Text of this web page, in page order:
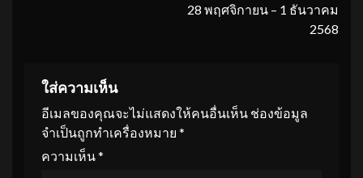
28 พฤศจิกายน – 1 ธันวาคม
2568
ใส่ความเห็น
อีเมลของคุณจะไม่แสดงให้คนอื่นเห็น ช่องข้อมูล
จำเป็นถูกทำเครื่องหมาย *
ความเห็น*